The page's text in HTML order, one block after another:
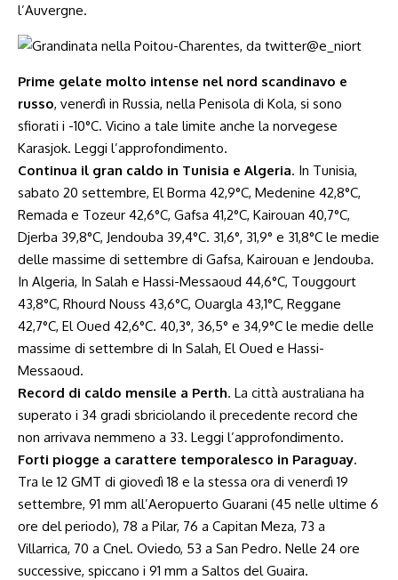
l’Auvergne.
Prime gelate molto intense nel nord scandinavo e
russo, venerdì in Russia, nella Penisola di Kola, si sono
sfiorati i -10°C. Vicino a tale limite anche la norvegese
Karasjok. Leggi l’approfondimento.
Continua il gran caldo in Tunisia e Algeria. In Tunisia,
sabato 20 settembre, El Borma 42,9°C, Medenine 42,8°C,
Remada e Tozeur 42,6°C, Gafsa 41,2°C, Kairouan 40,7°C,
Djerba 39,8°C, Jendouba 39,4°C. 31,6°, 31,9° e 31,8°C le medie
delle massime di settembre di Gafsa, Kairouan e Jendouba.
In Algeria, In Salah e Hassi-Messaoud 44,6°C, Touggourt
43,8°C, Rhourd Nouss 43,6°C, Ouargla 43,1°C, Reggane
42,7°C, El Oued 42,6°C. 40,3°, 36,5° e 34,9°C le medie delle
massime di settembre di In Salah, El Oued e Hassi-
Messaoud.
Record di caldo mensile a Perth. La città australiana ha
superato i 34 gradi sbriciolando il precedente record che
non arrivava nemmeno a 33. Leggi l’approfondimento.
Forti piogge a carattere temporalesco in Paraguay.
Tra le 12 GMT di giovedì 18 e la stessa ora di venerdì 19
settembre, 91 mm all’Aeropuerto Guarani (45 nelle ultime 6
ore del periodo), 78 a Pilar, 76 a Capitan Meza, 73 a
Villarrica, 70 a Cnel. Oviedo, 53 a San Pedro. Nelle 24 ore
successive, spiccano i 91 mm a Saltos del Guaira.